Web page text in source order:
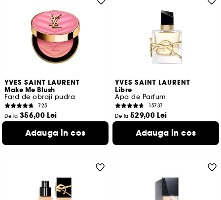
YVES SAINT LAURENT
Make Me Blush
Fard de obraji pudra
725
De la 356,00 Lei
7.120,00 Lei
8 variante disponibile
Adauga in cos
YVES SAINT LAURENT
Libre
Apa de Parfum
15737
De la 529,00 Lei
1.763,33 Lei
3 variante disponibile
Adauga in cos